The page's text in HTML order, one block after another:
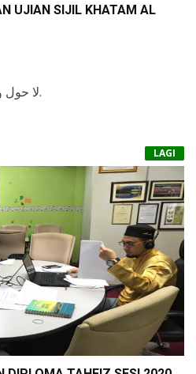
UJIAN SIJIL KHATAM AL
لا حول و لا قوة إلا بالله العلي العظيم.
BERMAKNA BUAT
WAL QIRAAT ADDIN
KAMI
SOBRAN
TEMPOH PKP, TETAPI
HAFALAN QURAN 30 JUZ
PERSIJILAN KHATAM
KAMI DAPAT MELAHIRKAN
QURAN PROFESIONAL YANG
DENGAN AL QURAN..
LAGI